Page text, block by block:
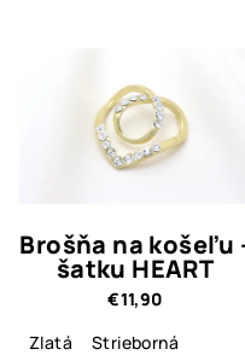
Brošňa na košeľu
šatku HEART
€11,90
Zlatá
Strieborná